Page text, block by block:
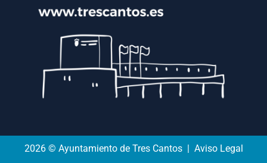
2026 © Ayuntamiento de Tres Cantos | Aviso Legal